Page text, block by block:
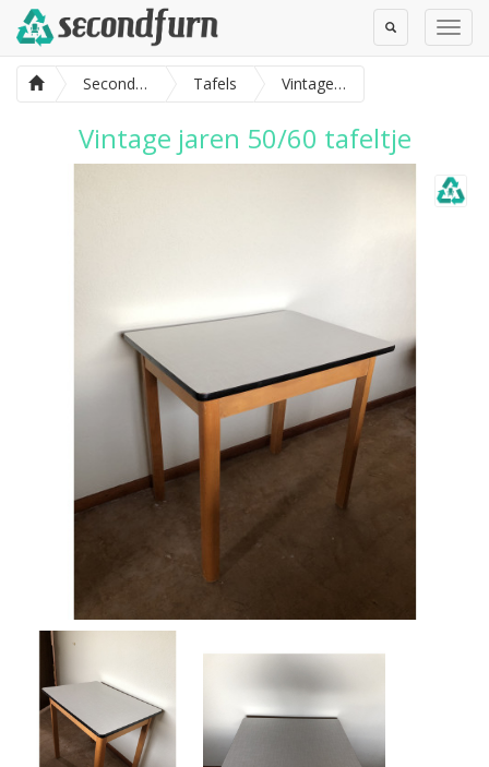
Toggle
Search
SecondFurn Tafels Vintage jaren 50/60 tafeltje
Vintage jaren 50/60 tafeltje